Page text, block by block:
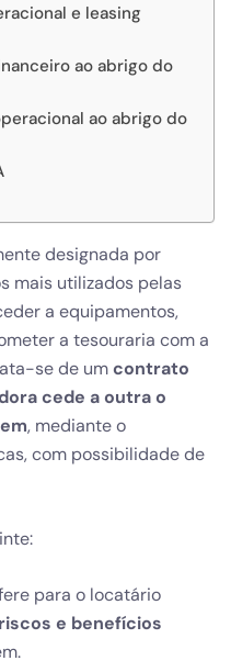
e leasing
ao abrigo do
ao abrigo do
designada por
mais utilizados pelas
a equipamentos,
a tesouraria com a
se de um contrato
cede a outra o
, mediante o
com possibilidade de
para o locatário
e benefícios